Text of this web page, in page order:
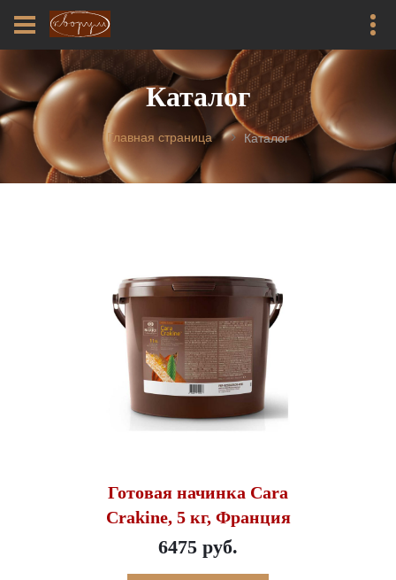
Каталог
Главная страница Каталог
Готовая начинка Cara
Crakine, 5 кг, Франция
6475 руб.